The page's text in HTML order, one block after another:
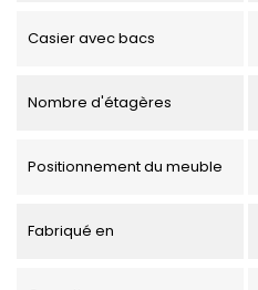
Casier avec bacs
Nombre d'étagères
Positionnement du meuble
Fabriqué en